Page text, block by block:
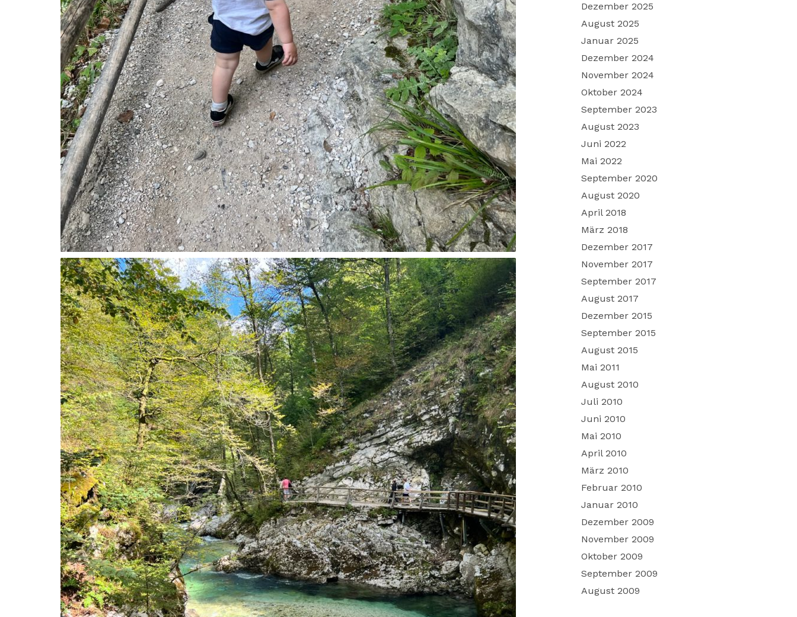
Dezember 2025
August 2025
Januar 2025
Dezember 2024
November 2024
Oktober 2024
September 2023
August 2023
Juni 2022
Mai 2022
September 2020
August 2020
April 2018
März 2018
Dezember 2017
November 2017
September 2017
August 2017
Dezember 2015
September 2015
August 2015
Mai 2011
August 2010
Juli 2010
Juni 2010
Mai 2010
April 2010
März 2010
Februar 2010
Januar 2010
Dezember 2009
November 2009
Oktober 2009
September 2009
August 2009